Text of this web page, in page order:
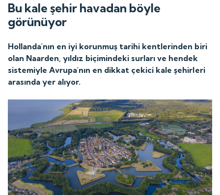
Bu kale şehir havadan böyle
görünüyor
Hollanda'nın en iyi korunmuş tarihi kentlerinden biri
olan Naarden, yıldız biçimindeki surları ve hendek
sistemiyle Avrupa'nın en dikkat çekici kale şehirleri
arasında yer alıyor.